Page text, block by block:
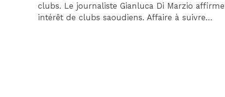
clubs. Le journaliste Gianluca Di Marzio
intérêt de clubs saoudiens. Affaire à suivre…